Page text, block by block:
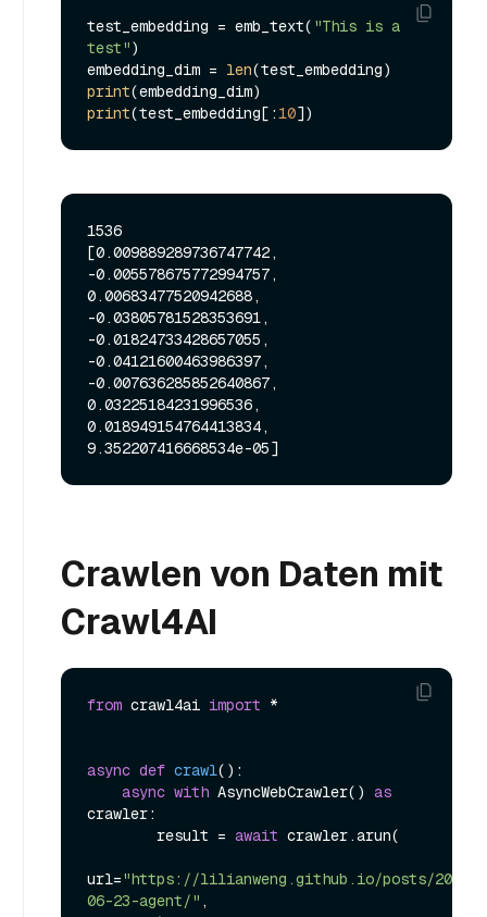
test_embedding = emb_text( "This is a
test")
embedding_dim = len
print
print(test_embedding[:10
1536
[0.009889289736747742,
-0.005578675772994757,
0.00683477520942688,
-0.03805781528353691,
-0.01824733428657055,
-0.04121600463986397,
-0.007636285852640867,
0.03225184231996536,
0.018949154764413834,
Crawlen von Daten mit
Crawl4AI
from crawl4ai import *
async def crawl():
async with AsyncWebCrawler() as
crawler:
        result =
await crawler.arun(
url="https://lilianweng.github.io/posts/2023-
06-23-agent/" ,